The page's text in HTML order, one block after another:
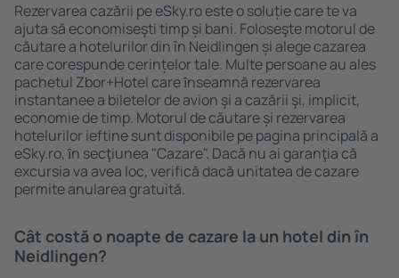
Rezervarea cazării pe eSky.ro este o soluție care te va
ajuta să economiseşti timp și bani. Foloseşte motorul de
căutare a hotelurilor din în Neidlingen și alege cazarea
care corespunde cerințelor tale. Multe persoane au ales
pachetul Zbor+Hotel care ȋnseamnă rezervarea
instantanee a biletelor de avion şi a cazării şi, implicit,
economie de timp. Motorul de căutare și rezervarea
hotelurilor ieftine sunt disponibile pe pagina principală a
eSky.ro, ȋn secţiunea "Cazare". Dacă nu ai garanţia că
excursia va avea loc, verifică dacă unitatea de cazare
permite anularea gratuită.
Cât costă o noapte de cazare la un hotel din în
Neidlingen?